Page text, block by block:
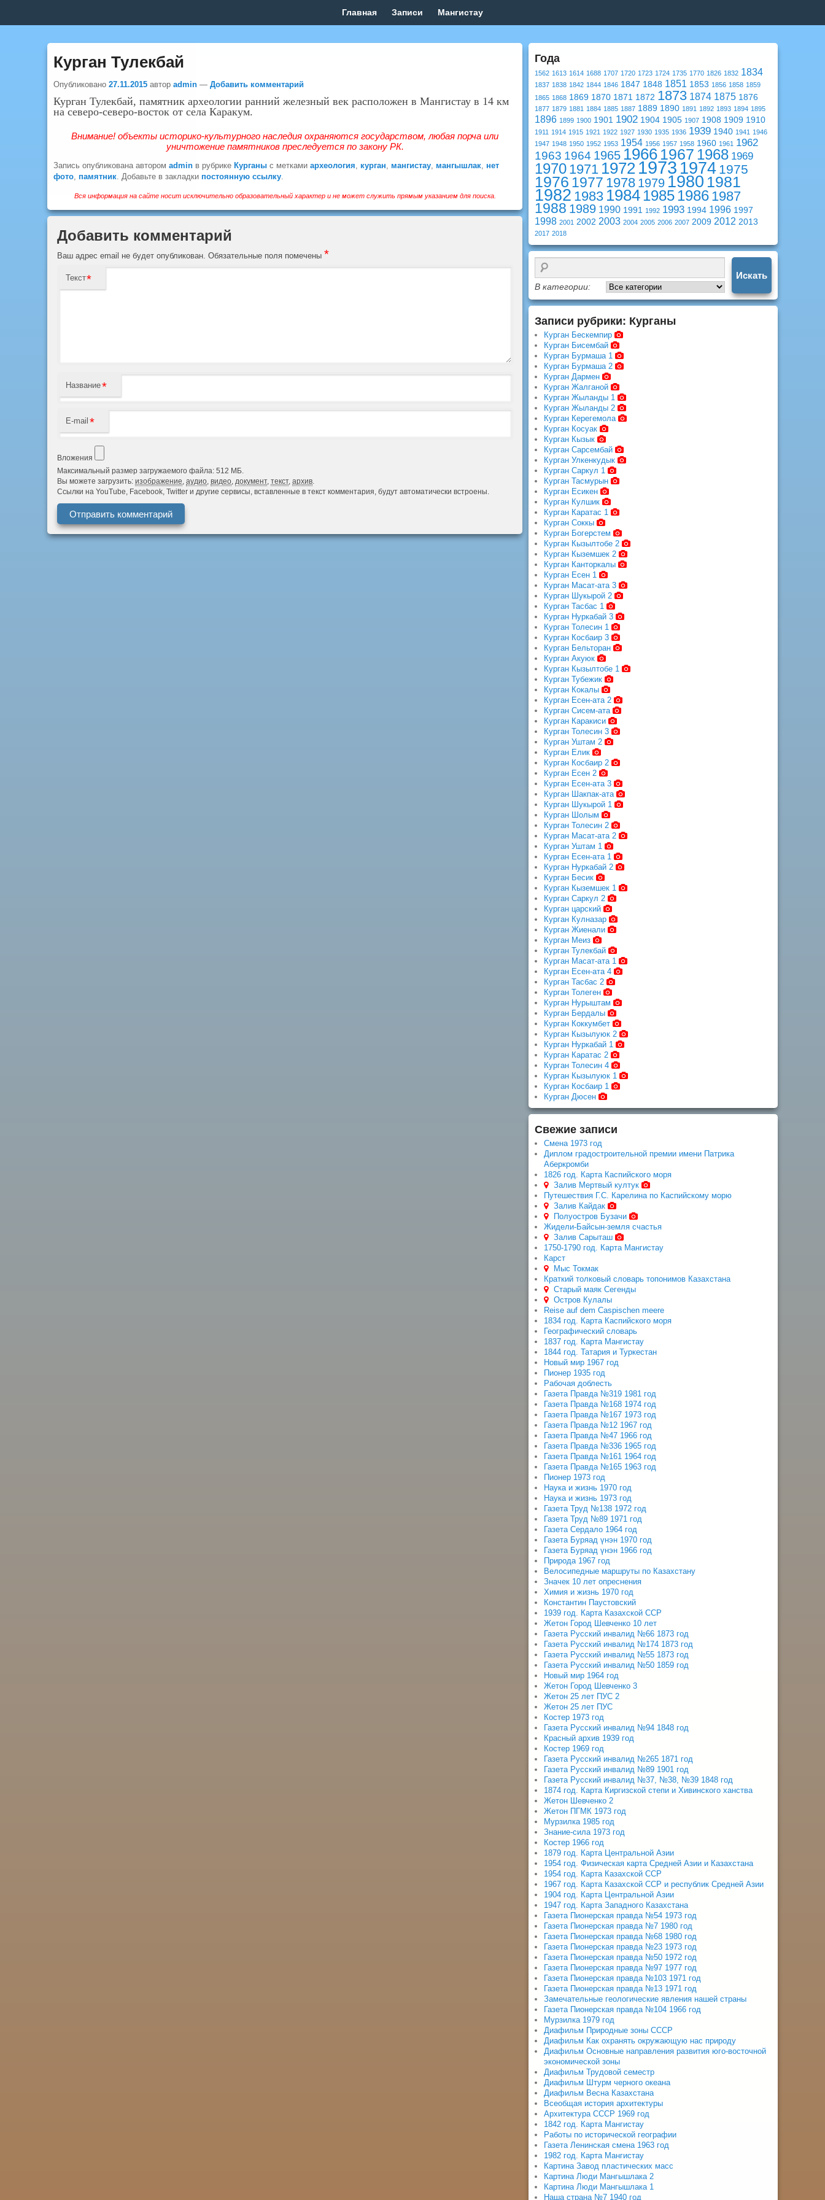
меню
Главная Записи Мангистау
Курган Тулекбай
Опубликовано 27.11.2015 автор admin — Добавить комментарий
Курган Тулекбай, памятник археологии ранний железный век расположен в Мангистау в 14 км
на северо-северо-восток от села Каракум.
Внимание! объекты историко-культурного наследия охраняются государством, любая порча или
уничтожение памятников преследуется по закону РК.
Запись опубликована автором admin в рубрике Курганы с метками археология, курган, мангистау, мангышлак, нет
фото, памятник. Добавьте в закладки постоянную ссылку.
Вся информация на сайте носит исключительно образовательный характер и не может служить прямым указанием для поиска.
Добавить комментарий
Ваш адрес email не будет опубликован. Обязательные поля помечены *
Текст*
Название*
E-mail *
Вложения
Максимальный размер загружаемого файла: 512 МБ.
Вы можете загрузить: изображение, аудио, видео, документ, текст, архив.
Ссылки на YouTube, Facebook, Twitter и другие сервисы, вставленные в текст комментария, будут автоматически встроены.
Года
1562 1613 1614 1688 1707 1720 1723 1724 1735 1770 1826 1832 1834
1837 1838 1842 1844 1846 1847 1848 1851 1853 1856 1858 1859
1865 1868 1869 1870 1871 1872 1873 1874 1875 1876
1877 1879 1881 1884 1885 1887 1889 1890 1891 1892 1893 1894 1895
1896 1899 1900 1901 1902 1904 1905 1907 1908 1909 1910
1911 1914 1915 1921 1922 1927 1930 1935 1936 1939 1940 1941 1946
1947 1948 1950 1952 1953 1954 1956 1957 1958 1960 1961 1962
1963 1964 1965 1966 1967 1968 1969
1970 1971 1972 1973 1974 1975
1976 1977 1978 1979 1980 1981
1982 1983 198419851986 1987
1988 1989 1990 1991 1992 1993 1994 1996 1997
1998 2001 2002 2003 2004 2005 2006 2007 2009 2012 2013
2017 2018
В категории:
Записи рубрики: Курганы
Курган Бескемпир
Курган Бисембай
Курган Бурмаша 1
Курган Бурмаша 2
Курган Дармен
Курган Жалганой
Курган Жыланды 1
Курган Жыланды 2
Курган Керегемола
Курган Косуак
Курган Кызык
Курган Сарсембай
Курган Улкенкудык
Курган Саркул 1
Курган Тасмурын
Курган Есикен
Курган Кулшик
Курган Каратас 1
Курган Соккы
Курган Богерстем
Курган Кызылтобе 2
Курган Кыземшек 2
Курган Канторкалы
Курган Есен 1
Курган Масат-ата 3
Курган Шукырой 2
Курган Тасбас 1
Курган Нуркабай 3
Курган Толесин 1
Курган Косбаир 3
Курган Бельторан
Курган Акуюк
Курган Кызылтобе 1
Курган Тубежик
Курган Кокалы
Курган Есен-ата 2
Курган Сисем-ата
Курган Каракиси
Курган Толесин 3
Курган Уштам 2
Курган Елик
Курган Косбаир 2
Курган Есен 2
Курган Есен-ата 3
Курган Шакпак-ата
Курган Шукырой 1
Курган Шолым
Курган Толесин 2
Курган Масат-ата 2
Курган Уштам 1
Курган Есен-ата 1
Курган Нуркабай 2
Курган Бесик
Курган Кыземшек 1
Курган Саркул 2
Курган царский
Курган Кулназар
Курган Жиенали
Курган Меиз
Курган Тулекбай
Курган Масат-ата 1
Курган Есен-ата 4
Курган Тасбас 2
Курган Толеген
Курган Нурыштам
Курган Бердалы
Курган Коккумбет
Курган Кызылуюк 2
Курган Нуркабай 1
Курган Каратас 2
Курган Толесин 4
Курган Кызылуюк 1
Курган Косбаир 1
Курган Дюсен
Свежие записи
Смена 1973 год
Диплом градостроительной премии имени Патрика
Аберкромби
1826 год. Карта Каспийского моря
Залив Мертвый култук
Путешествия Г.С. Карелина по Каспийскому морю
Залив Кайдак
Полуостров Бузачи
Жидели-Байсын-земля счастья
Залив Сарыташ
1750-1790 год. Карта Мангистау
Карст
Мыс Токмак
Краткий толковый словарь топонимов Казахстана
Старый маяк Сегенды
Остров Кулалы
Reise auf dem Caspischen meere
1834 год. Карта Каспийского моря
Географический словарь
1837 год. Карта Мангистау
1844 год. Татария и Туркестан
Новый мир 1967 год
Пионер 1935 год
Рабочая доблесть
Газета Правда №319 1981 год
Газета Правда №168 1974 год
Газета Правда №167 1973 год
Газета Правда №12 1967 год
Газета Правда №47 1966 год
Газета Правда №336 1965 год
Газета Правда №161 1964 год
Газета Правда №165 1963 год
Пионер 1973 год
Наука и жизнь 1970 год
Наука и жизнь 1973 год
Газета Труд №138 1972 год
Газета Труд №89 1971 год
Газета Сердало 1964 год
Газета Буряад үнэн 1970 год
Газета Буряад үнэн 1966 год
Природа 1967 год
Велосипедные маршруты по Казахстану
Значек 10 лет опреснения
Химия и жизнь 1970 год
Константин Паустовский
1939 год. Карта Казахской ССР
Жетон Город Шевченко 10 лет
Газета Русский инвалид №66 1873 год
Газета Русский инвалид №174 1873 год
Газета Русский инвалид №55 1873 год
Газета Русский инвалид №50 1859 год
Новый мир 1964 год
Жетон Город Шевченко 3
Жетон 25 лет ПУС 2
Жетон 25 лет ПУС
Костер 1973 год
Газета Русский инвалид №94 1848 год
Красный архив 1939 год
Костер 1969 год
Газета Русский инвалид №265 1871 год
Газета Русский инвалид №89 1901 год
Газета Русский инвалид №37, №38, №39 1848 год
1874 год. Карта Киргизской степи и Хивинского ханства
Жетон Шевченко 2
Жетон ПГМК 1973 год
Мурзилка 1985 год
Знание-сила 1973 год
Костер 1966 год
1879 год. Карта Центральной Азии
1954 год. Физическая карта Средней Азии и Казахстана
1954 год. Карта Казахской ССР
1967 год. Карта Казахской ССР и республик Средней Азии
1904 год. Карта Центральной Азии
1947 год. Карта Западного Казахстана
Газета Пионерская правда №54 1973 год
Газета Пионерская правда №7 1980 год
Газета Пионерская правда №68 1980 год
Газета Пионерская правда №23 1973 год
Газета Пионерская правда №50 1972 год
Газета Пионерская правда №97 1977 год
Газета Пионерская правда №103 1971 год
Газета Пионерская правда №13 1971 год
Замечательные геологические явления нашей страны
Газета Пионерская правда №104 1966 год
Мурзилка 1979 год
Диафильм Природные зоны СССР
Диафильм Как охранять окружающую нас природу
Диафильм Основные направления развития юго-восточной
экономической зоны
Диафильм Трудовой семестр
Диафильм Штурм черного океана
Диафильм Весна Казахстана
Всеобщая история архитектуры
Архитектура СССР 1969 год
1842 год. Карта Мангистау
Работы по исторической географии
Газета Ленинская смена 1963 год
1982 год. Карта Мангистау
Картина Завод пластических масс
Картина Люди Мангышлака 2
Картина Люди Мангышлака 1
Наша страна №7 1940 год